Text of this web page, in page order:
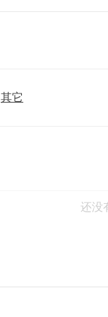
其它
还没